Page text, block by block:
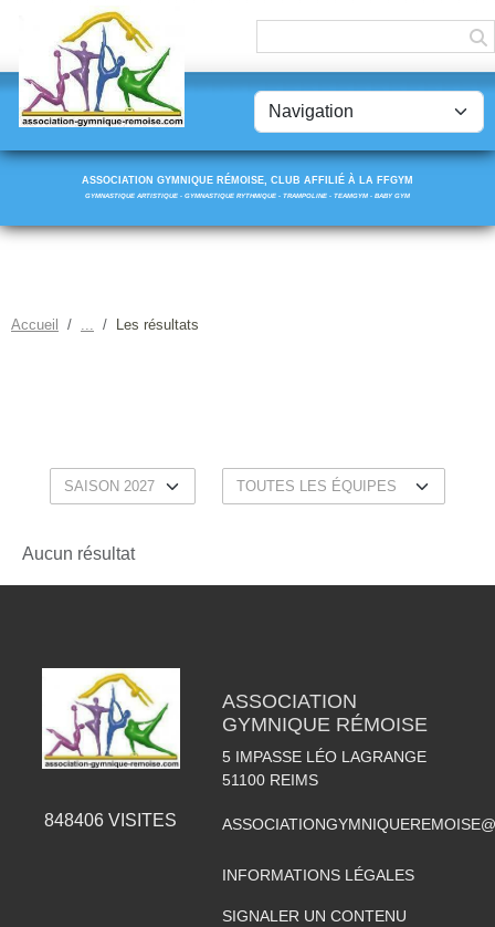
ASSOCIATION GYMNIQUE RÉMOISE, CLUB AFFILIÉ À LA FFGYM
GYMNASTIQUE ARTISTIQUE - GYMNASTIQUE RYTHMIQUE - TRAMPOLINE - TEAMGYM - BABY GYM
Accueil Les résultats
Aucun résultat
848406 VISITES
ASSOCIATION
GYMNIQUE RÉMOISE
5 IMPASSE LÉO LAGRANGE
51100 REIMS
INFORMATIONS LÉGALES
SIGNALER UN CONTENU
Panneau de gestion des cookies